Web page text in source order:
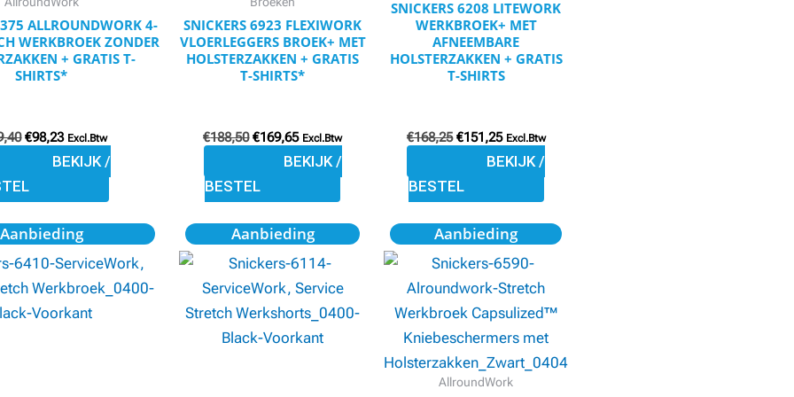
ALLROUNDWORK 4-
WERKBROEK ZONDER
+ GRATIS T-
SHIRTS*
€98,23 Excl.Btw
BEKIJK /
op
de
SNICKERS 6923 FLEXIWORK
VLOERLEGGERS BROEK+ MET
HOLSTERZAKKEN + GRATIS
T-SHIRTS*
€188,50 €169,65 Excl.Btw
BEKIJK /
BESTEL
op
de
SNICKERS 6208 LITEWORK
WERKBROEK+ MET
AFNEEMBARE
HOLSTERZAKKEN + GRATIS
T-SHIRTS
€168,25 €151,25 Excl.Btw
BEKIJK /
BESTEL
worden
op
de
Aanbieding
Oorspronkelijke
prijs
was:
Huidige
prijs
is:
Dit
product
heeft
meerdere
Aanbieding
Oorspronkelijke
prijs
was:
Huidige
prijs
is:
Dit
product
heeft
meerdere
variaties.
Aanbieding
AllroundWork
Oorspronkelijke
prijs
was:
Huidige
prijs
is:
Dit
product
heeft
meerdere
Deze
optie